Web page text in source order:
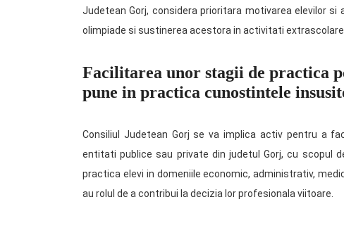
Judetean Gorj, considera prioritara motivarea elevilor
olimpiade si sustinerea acestora in activitati
Facilitarea unor stagii de practica
pune in practica cunostintele
Consiliul Judetean Gorj se va implica activ pentru a
entitati publice sau private din judetul Gorj, cu scopul
practica elevi in domeniile economic, administrativ,
au rolul de a contribui la decizia lor profesionala viitoare.